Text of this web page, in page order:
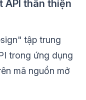
API thân thiện
tập trung
trong ứng dụng
mã nguồn mở